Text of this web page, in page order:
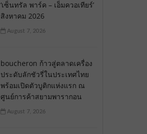
‘เซ็นทรัล พาร์ค – เอ็มควอเทียร์’
สิงหาคม 2026
August 7, 2026
boucheron ก้าวสู่ตลาดเครื่อง
ประดับลักชัวรี่ในประเทศไทย
พร้อมเปิดตัวบูติกแห่งแรก ณ
ศูนย์การค้าสยามพารากอน
August 7, 2026